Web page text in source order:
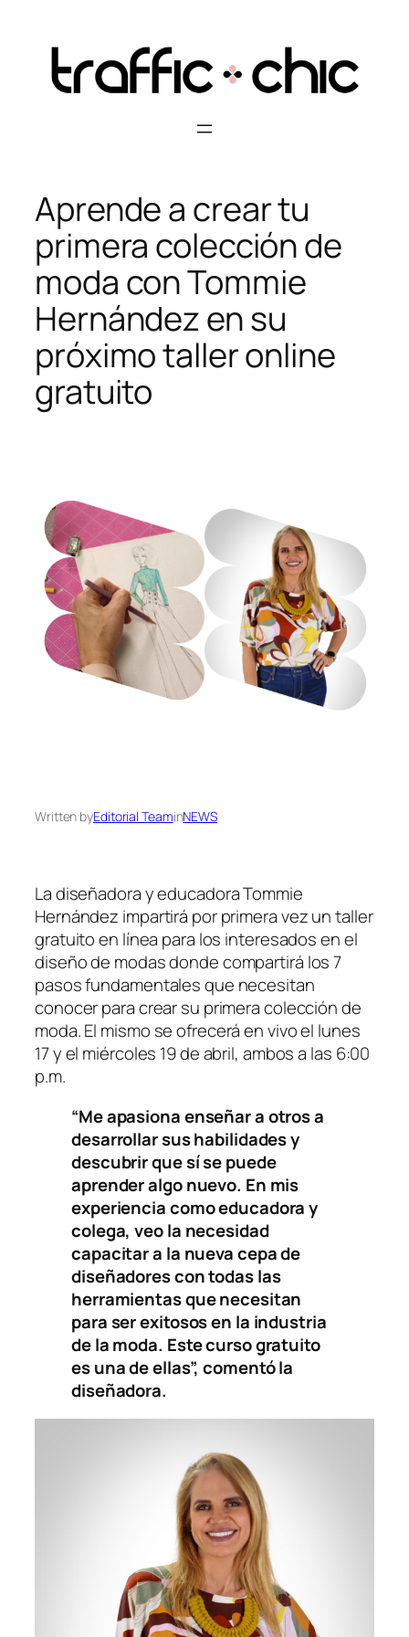
content
Aprende a crear tu
primera colección de
moda con Tommie
Hernández en su
próximo taller online
gratuito
Written byEditorial TeaminNEWS
La diseñadora y educadora Tommie
Hernández impartirá por primera vez un taller
gratuito en línea para los interesados en el
diseño de modas donde compartirá los 7
pasos fundamentales que necesitan
conocer para crear su primera colección de
moda. El mismo se ofrecerá en vivo el lunes
17 y el miércoles 19 de abril, ambos a las 6:00
p.m.
“Me apasiona enseñar a otros a
desarrollar sus habilidades y
descubrir que sí se puede
aprender algo nuevo. En mis
experiencia como educadora y
colega, veo la necesidad
capacitar a la nueva cepa de
diseñadores con todas las
herramientas que necesitan
para ser exitosos en la industria
de la moda. Este curso gratuito
es una de ellas”, comentó la
diseñadora.